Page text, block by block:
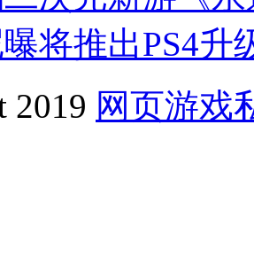
将推出PS4升
2019 网页游戏